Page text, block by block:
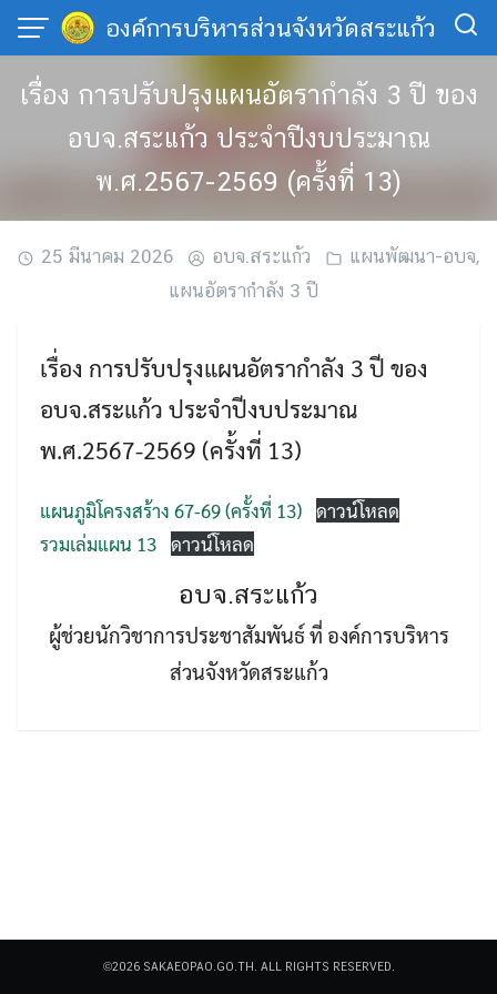
Skip
content
องค์การบริหารส่วนจังหวัดสระแก้ว
Search
เรื่อง การปรับปรุงแผนอัตรากำลัง 3 ปี ของ
อบจ.สระแก้ว ประจำปีงบประมาณ
พ.ศ.2567-2569 (ครั้งที่ 13)
25 มีนาคม 2026 อบจ.สระแก้ว แผนพัฒนา-อบจ,
แผนอัตรากำลัง 3 ปี
เรื่อง การปรับปรุงแผนอัตรากำลัง 3 ปี ของ
อบจ.สระแก้ว ประจำปีงบประมาณ
พ.ศ.2567-2569 (ครั้งที่ 13)
แผนภูมิโครงสร้าง 67-69 (ครั้งที่ 13) ดาวน์โหลด
รวมเล่มแผน 13 ดาวน์โหลด
อบจ.สระแก้ว
ผู้ช่วยนักวิชาการประชาสัมพันธ์ ที่ องค์การบริหาร
ส่วนจังหวัดสระแก้ว
©2026 SAKAEOPAO.GO.TH. ALL RIGHTS RESERVED.